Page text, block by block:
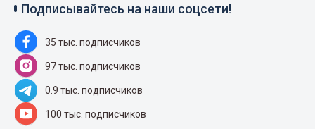
Подписывайтесь на наши соцсети!
35 тыс. подписчиков
97 тыс. подписчиков
0.9 тыс. подписчиков
100 тыс. подписчиков